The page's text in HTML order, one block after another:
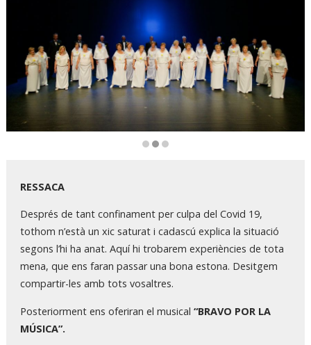
RESSACA
Després de tant confinament per culpa del Covid 19,
tothom n’està un xic saturat i cadascú explica la situació
segons l’hi ha anat. Aquí hi trobarem experiències de tota
mena, que ens faran passar una bona estona. Desitgem
compartir-les amb tots vosaltres.
Posteriorment ens oferiran el musical “BRAVO POR LA
MÚSICA”.